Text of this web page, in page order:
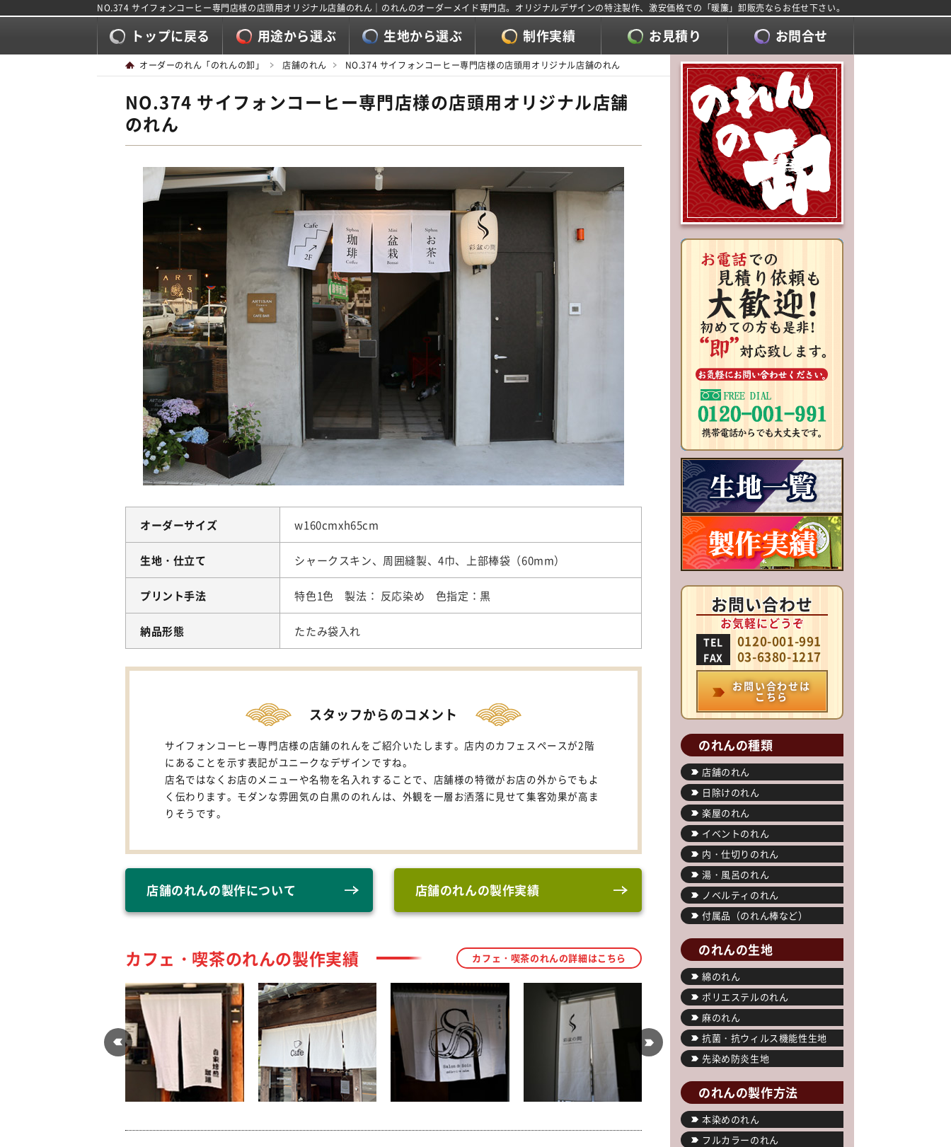
NO.374 サイフォンコーヒー専門店様の店頭用オリジナル店舗のれん｜のれんのオーダーメイド専門店。オリジナルデザインの特注製作、激安価格での「暖簾」卸販売ならお任せ下さい。
トップに戻る 用途から選ぶ 生地から選ぶ 制作実績 お見積り お問合せ
オーダーのれん「のれんの卸」 店舗のれん NO.374 サイフォンコーヒー専門店様の店頭用オリジナル店舗のれん
NO.374 サイフォンコーヒー専門店様の店頭用オリジナル店舗
のれん
オーダーサイズ w160cmxh65cm
生地・仕立て シャークスキン、周囲縫製、4巾、上部棒袋（60mm）
プリント手法 特色1色 製法： 反応染め 色指定：黒
納品形態 たたみ袋入れ
スタッフからのコメント
サイフォンコーヒー専門店様の店舗のれんをご紹介いたします。店内のカフェスペースが2階
にあることを示す表記がユニークなデザインですね。
店名ではなくお店のメニューや名物を名入れすることで、店舗様の特徴がお店の外からでもよ
く伝わります。モダンな雰囲気の白黒ののれんは、外観を一層お洒落に見せて集客効果が高ま
りそうです。
店舗のれんの製作について 店舗のれんの製作実績
カフェ・喫茶のれんの製作実績 カフェ・喫茶のれんの詳細はこちら
お問い合わせ
お気軽にどうぞ
TEL 0120-001-991
FAX 03-6380-1217
お問い合わせは
こちら
のれんの種類
店舗のれん
日除けのれん
楽屋のれん
イベントのれん
内・仕切りのれん
湯・風呂のれん
ノベルティのれん
付属品（のれん棒など）
のれんの生地
綿のれん
ポリエステルのれん
麻のれん
抗菌・抗ウィルス機能性生地
先染め防炎生地
のれんの製作方法
本染めのれん
フルカラーのれん